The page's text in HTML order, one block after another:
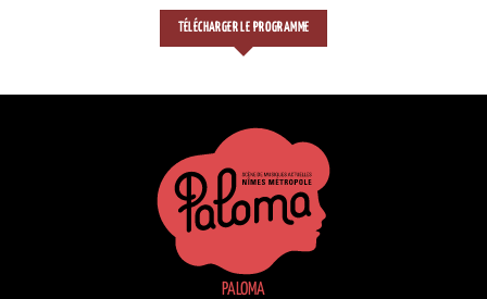
TÉLÉCHARGER LE PROGRAMME
PALOMA